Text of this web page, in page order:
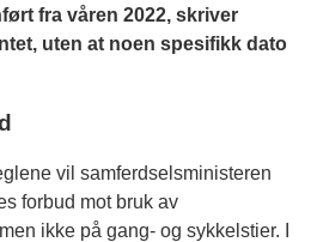
fra våren 2022, skriver
uten at noen spesifikk dato
vil samferdselsministeren
forbud mot bruk av
ikke på gang- og sykkelstier. I